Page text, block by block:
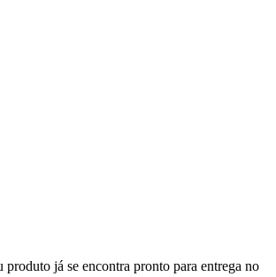
já se encontra pronto para entrega no